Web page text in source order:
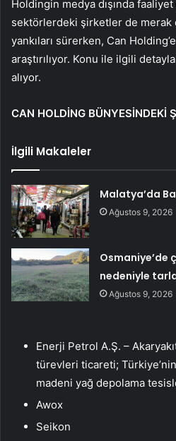
Holdingin medya dışında
sektörlerdeki şirketler de merak
yankıları sürerken, Can
araştırılıyor. Konu ile ilgili
alıyor.
CAN HOLDİNG BÜNYESİNDEKİ
İlgili Makaleler
Malatya’da
Ağustos 9, 2026
nedeniyle
Ağustos 9, 2026
Enerji Petrol A.Ş. –
türevleri ticareti;
madeni yağ depolama
Awox
Seikon